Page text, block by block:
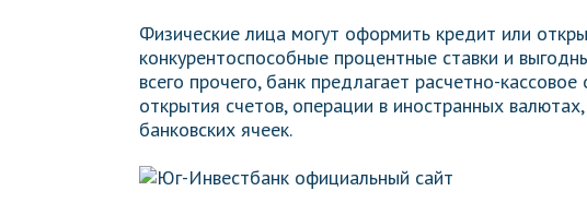
Физические лица могут оформить кредит или
конкурентоспособные процентные ставки и
всего прочего, банк предлагает расчетно-
открытия счетов, операции в иностранных
банковских ячеек.